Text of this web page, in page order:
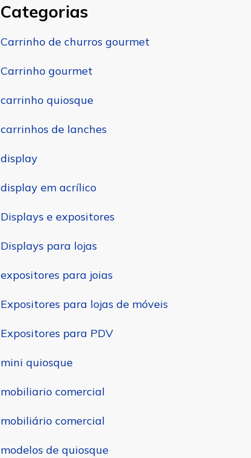
Categorias
Carrinho de churros gourmet
Carrinho gourmet
carrinho quiosque
carrinhos de lanches
display
display em acrílico
Displays e expositores
Displays para lojas
expositores para joias
Expositores para lojas de móveis
Expositores para PDV
mini quiosque
mobiliario comercial
mobiliário comercial
modelos de quiosque